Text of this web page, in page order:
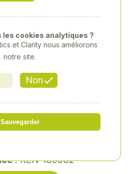
METAL D.170M
M
: REN-139532
Non
cookies analytiques ?
et Clarity nous améliorons
notre site.
Sauvegarder